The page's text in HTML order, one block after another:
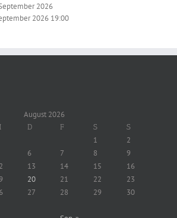
2026
2026 19:00
August 2026
D F S S
1
2
6 7 8
9
13 14 15
16
20 21 22
23
27 28 29
30